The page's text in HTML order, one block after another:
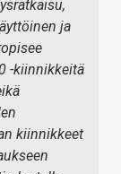
ja
-kiinnikkeitä
kiinnikkeet